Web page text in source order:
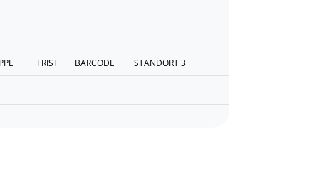
FRIST BARCODE STANDORT 3